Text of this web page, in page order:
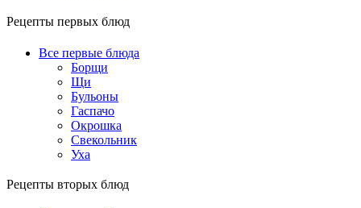
Рецепты первых блюд
Все первые блюда
Борщи
Щи
Бульоны
Гаспачо
Окрошка
Свекольник
Уха
Рецепты вторых блюд